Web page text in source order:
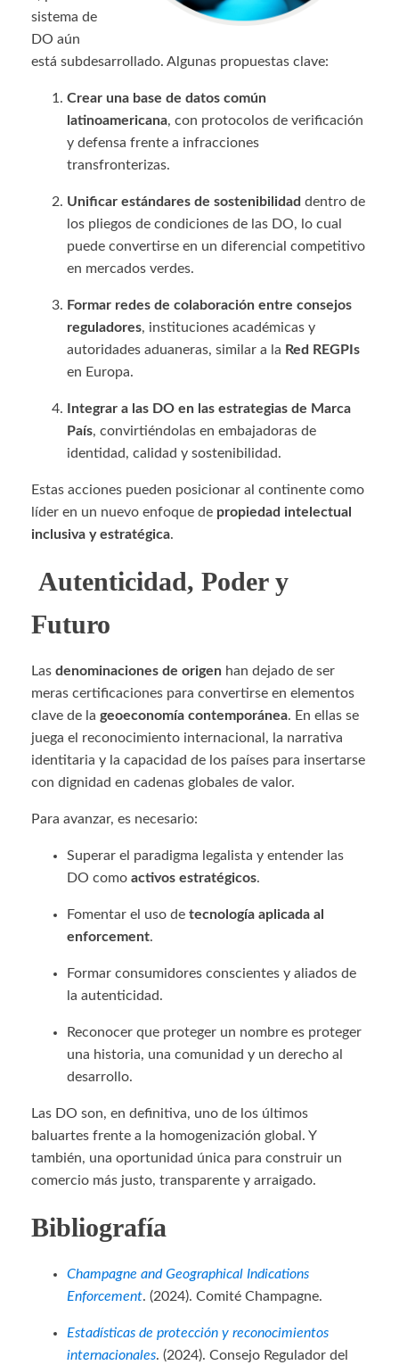
sistema de
DO aún
está subdesarrollado. Algunas propuestas clave:
Crear una base de datos común
latinoamericana, con protocolos de verificación
y defensa frente a infracciones
transfronterizas.
Unificar estándares de sostenibilidad dentro de
los pliegos de condiciones de las DO, lo cual
puede convertirse en un diferencial competitivo
en mercados verdes.
Formar redes de colaboración entre consejos
reguladores, instituciones académicas y
autoridades aduaneras, similar a la Red REGPIs
en Europa.
Integrar a las DO en las estrategias de Marca
País, convirtiéndolas en embajadoras de
identidad, calidad y sostenibilidad.
Estas acciones pueden posicionar al continente como
líder en un nuevo enfoque de propiedad intelectual
inclusiva y estratégica.
Autenticidad, Poder y
Futuro
Las denominaciones de origen han dejado de ser
meras certificaciones para convertirse en elementos
clave de la geoeconomía contemporánea. En ellas se
juega el reconocimiento internacional, la narrativa
identitaria y la capacidad de los países para insertarse
con dignidad en cadenas globales de valor.
Para avanzar, es necesario:
Superar el paradigma legalista y entender las
DO como activos estratégicos.
Fomentar el uso de tecnología aplicada al
enforcement.
Formar consumidores conscientes y aliados de
la autenticidad.
Reconocer que proteger un nombre es proteger
una historia, una comunidad y un derecho al
desarrollo.
Las DO son, en definitiva, uno de los últimos
baluartes frente a la homogenización global. Y
también, una oportunidad única para construir un
comercio más justo, transparente y arraigado.
Bibliografía
Champagne and Geographical Indications
Enforcement. (2024). Comité Champagne.
Estadísticas de protección y reconocimientos
internacionales. (2024). Consejo Regulador del